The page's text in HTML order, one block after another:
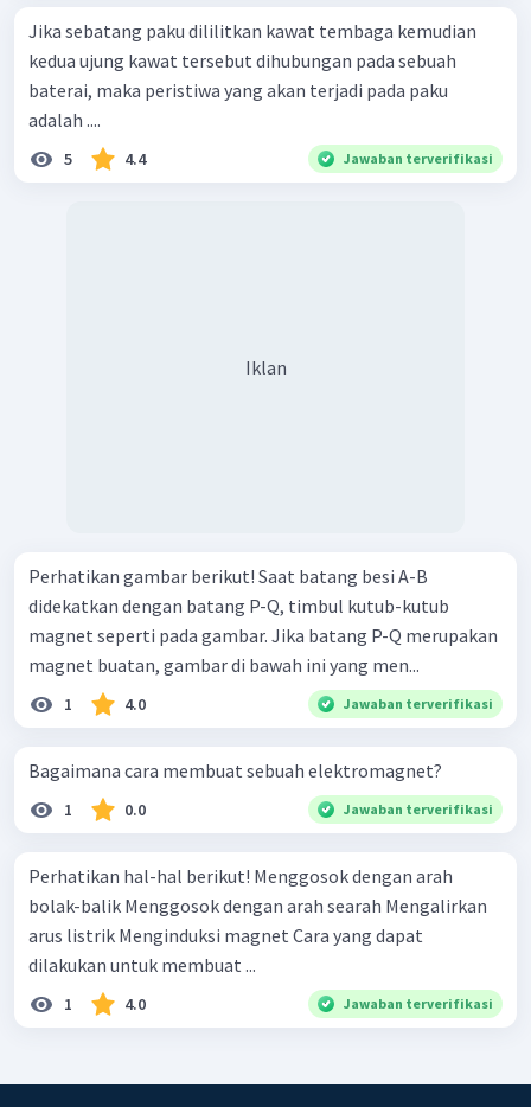
Jika sebatang paku dililitkan kawat tembaga kemudian
kedua ujung kawat tersebut dihubungan pada sebuah
baterai, maka peristiwa yang akan terjadi pada paku
adalah ....
5 4.4 Jawaban terverifikasi
Iklan
Perhatikan gambar berikut! Saat batang besi A-B
didekatkan dengan batang P-Q, timbul kutub-kutub
magnet seperti pada gambar. Jika batang P-Q merupakan
magnet buatan, gambar di bawah ini yang men...
1 4.0 Jawaban terverifikasi
Bagaimana cara membuat sebuah elektromagnet?
1 0.0 Jawaban terverifikasi
Perhatikan hal-hal berikut! Menggosok dengan arah
bolak-balik Menggosok dengan arah searah Mengalirkan
arus listrik Menginduksi magnet Cara yang dapat
dilakukan untuk membuat ...
1 4.0 Jawaban terverifikasi